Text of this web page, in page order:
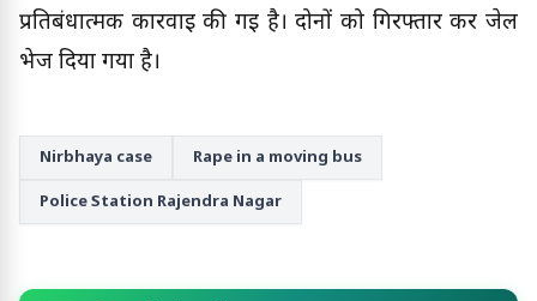
प्रतिबंधात्मक कार्रवाई की गई है। दोनों को गिरफ्तार कर जेल
भेज दिया गया है।
Nirbhaya case Rape in a moving bus
Police Station Rajendra Nagar